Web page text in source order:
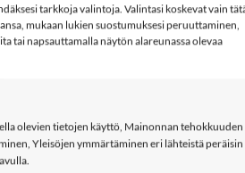
tarkkoja valintoja. Valintasi koskevat vain
mukaan lukien suostumuksesi peruuttaminen,
tai napsauttamalla näytön alareunassa olevaa
olevien tietojen käyttö, Mainonnan tehokkuuden
Yleisöjen ymmärtäminen eri lähteistä peräisin
hihat, hihasuissa kuminauha.